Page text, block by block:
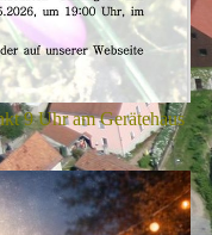
9 Uhr am Gerätehaus